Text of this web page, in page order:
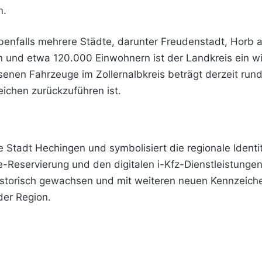
mehrere Städte, darunter Freudenstadt, Horb
und etwa 120.000 Einwohnern ist der Landkreis ein
Fahrzeuge im Zollernalbkreis beträgt derzeit
zurückzuführen ist.
Stadt Hechingen und symbolisiert die regionale
Reservierung und den digitalen i-Kfz-
gewachsen und mit weiteren neuen
Region.